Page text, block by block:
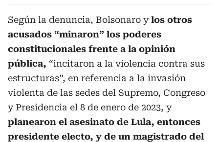
Según la denuncia, Bolsonaro ylos otros
acusados “minaron” los poderes
constitucionales frente a la opinión
pública, “incitaron a la violencia contra sus
estructuras”, en referencia a la invasión
violenta de las sedes del Supremo, Congreso
y Presidencia el 8 de enero de 2023, y
planearon el asesinato de Lula, entonces
presidente electo, y de un magistrado del